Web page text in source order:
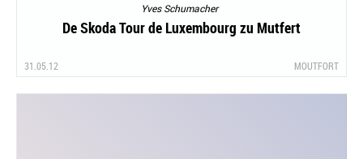
Yves Schumacher
De Skoda Tour de Luxembourg zu Mutfert
31.05.12 MOUTFORT